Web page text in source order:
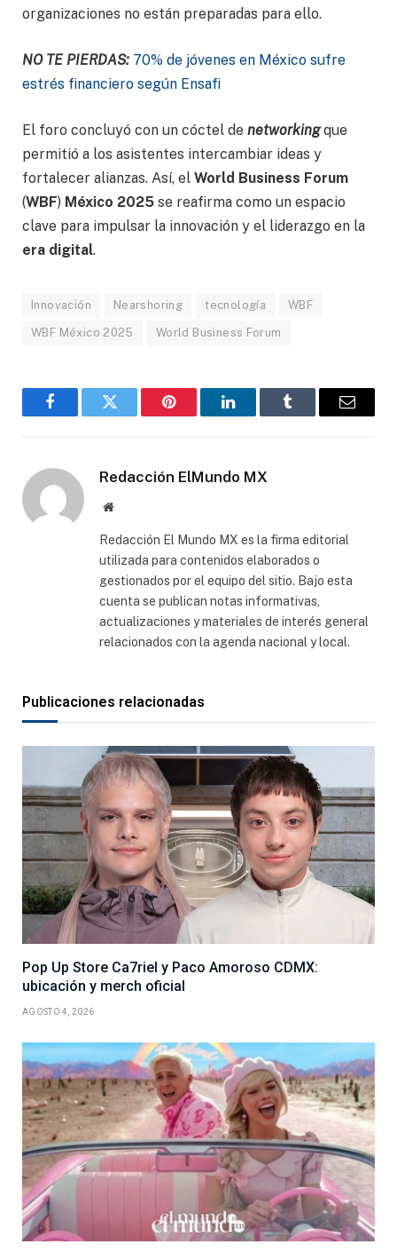
organizaciones no están preparadas para ello.
NO TE PIERDAS: 70% de jóvenes en México sufre
estrés financiero según Ensafi
El foro concluyó con un cóctel de networkingque
permitió a los asistentes intercambiar ideas y
fortalecer alianzas. Así, el World Business Forum
(WBF) México 2025 se reafirma como un espacio
clave para impulsar la innovación y el liderazgo en la
era digital.
Innovación Nearshoring tecnología WBF
WBF México 2025 World Business Forum
FacebookGorjeo Pinterest LinkedInTumblr
Correo
Redacción ElMundo MX
Sitio
Redacción El Mundo MX es la firma editorial
utilizada para contenidos elaborados o
gestionados por el equipo del sitio. Bajo esta
cuenta se publican notas informativas,
actualizaciones y materiales de interés general
relacionados con la agenda nacional y local.
Publicaciones relacionadas
Pop Up Store Ca7riel y Paco Amoroso CDMX:
ubicación y merch oficial
AGOSTO 4, 2026